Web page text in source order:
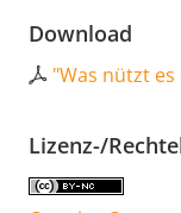
Download
"Was nützt
Lizenz-/